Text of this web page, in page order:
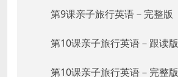
第9课亲子旅行英语－完整版
第10课亲子旅行英语－跟读版
第10课亲子旅行英语－完整版